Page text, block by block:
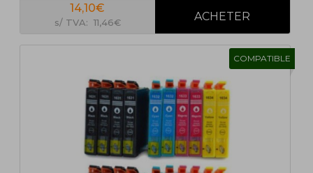
14,10€
s/ TVA: 11,46€
COMPATIBLE